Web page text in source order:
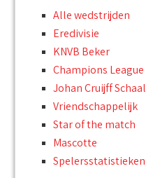
Alle wedstrijden
Eredivisie
KNVB Beker
Champions League
Johan Cruijff Schaal
Vriendschappelijk
Star of the match
Mascotte
Spelersstatistieken